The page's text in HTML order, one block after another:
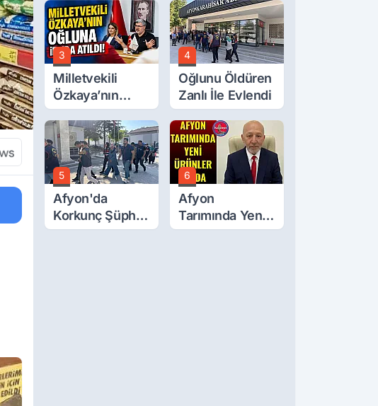
Buluştu
3
Milletvekili
Özkaya’nın
Oğluna İftira
Atıldı
4
Oğlunu Öldüren
Zanlı İle Evlendi
5
Afyon'da
Korkunç Şüphe!
Düştü Mü,
6
Afyon
Tarımında Yeni
Ürünler Yolda